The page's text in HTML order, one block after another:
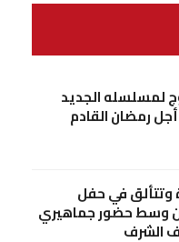
لمسلسله الجديد
رمضان القادم
وتتألق في حفل
وسط حضور جماهيري
الشرف